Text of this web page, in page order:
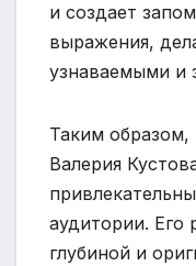
и создает
выражения,
узнаваемыми и
Таким образом,
Валерия
аудитории. Его
глубиной и